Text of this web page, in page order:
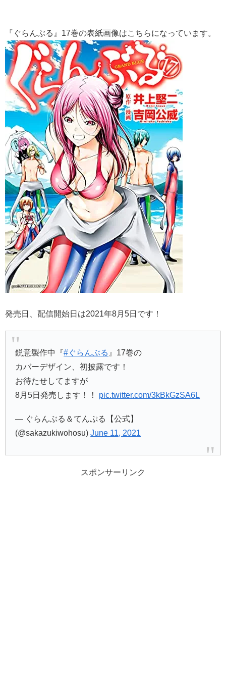
『ぐらんぶる』17巻の表紙画像はこちらになっています。
発売日、配信開始日は2021年8月5日です！
鋭意製作中『#ぐらんぶる 』17巻の
カバーデザイン、初披露です！
お待たせしてますが
8月5日発売します！！ pic.twitter.com/3kBkGzSA6L
— ぐらんぶる＆てんぷる【公式】
(@sakazukiwohosu)June 11, 2021
スポンサーリンク